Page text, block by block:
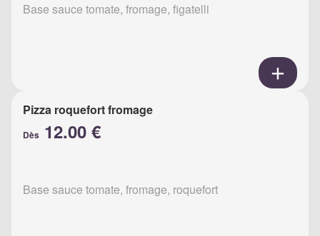
Base sauce tomate, fromage, figatelli
Pizza roquefort fromage
Dès 12.00 €
Base sauce tomate, fromage, roquefort